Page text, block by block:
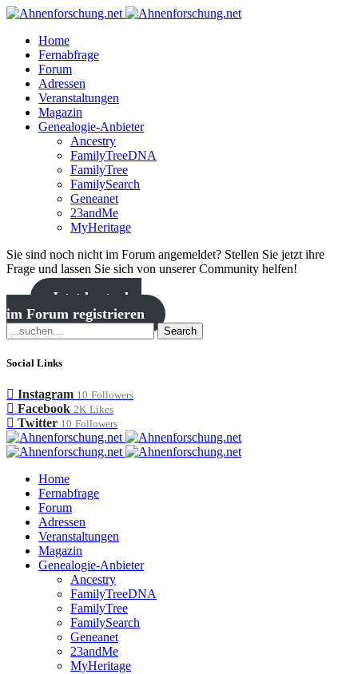
Home
Fernabfrage
Forum
Adressen
Veranstaltungen
Magazin
Genealogie-Anbieter
Ancestry
FamilyTreeDNA
FamilyTree
FamilySearch
Geneanet
23andMe
MyHeritage
Sie sind noch nicht im Forum angemeldet? Stellen Sie jetzt ihre
Frage und lassen Sie sich von unserer Community helfen!
Jetzt kostenlos
im Forum registrieren
Search
Social Links
Instagram 10 Followers
Facebook 2K Likes
Twitter 10 Followers
Home
Fernabfrage
Forum
Adressen
Veranstaltungen
Magazin
Genealogie-Anbieter
Ancestry
FamilyTreeDNA
FamilyTree
FamilySearch
Geneanet
23andMe
MyHeritage